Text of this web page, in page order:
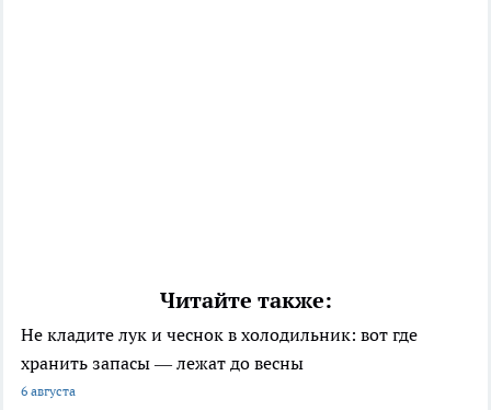
Читайте также:
Не кладите лук и чеснок в холодильник: вот где
хранить запасы — лежат до весны
6 августа